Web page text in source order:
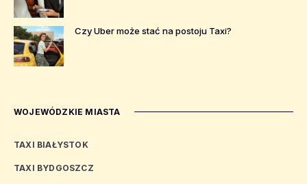
Czy Uber może stać na postoju Taxi?
WOJEWÓDZKIE MIASTA
TAXI BIAŁYSTOK
TAXI BYDGOSZCZ